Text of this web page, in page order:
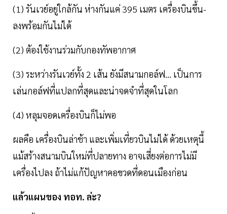
(1) รันเวย์อยู่ใกล้กัน ห่างกันแค่ 395 เมตร เครื่องบินขึ้น-
ลงพร้อมกันไม่ได้
(2) ต้องใช้งานร่วมกับกองทัพอากาศ
(3) ระหว่างรันเวย์ทั้ง 2 เส้น ยังมีสนามกอล์ฟ... เป็นการ
เล่นกอล์ฟที่แปลกที่สุดและน่าจดจำที่สุดในโลก
(4) หลุมจอดเครื่องบินก็ไม่พอ
ผลคือ เครื่องบินล่าช้า และเพิ่มเที่ยวบินไม่ได้ ด้วยเหตุนี้
แม้สร้างสนามบินใหม่ที่ปลายทาง อาจเสี่ยงต่อการไม่มี
เครื่องไปลง ถ้าไม่แก้ปัญหาคอขวดที่ดอนเมืองก่อน
แล้วแผนของ ทอท. ล่ะ?